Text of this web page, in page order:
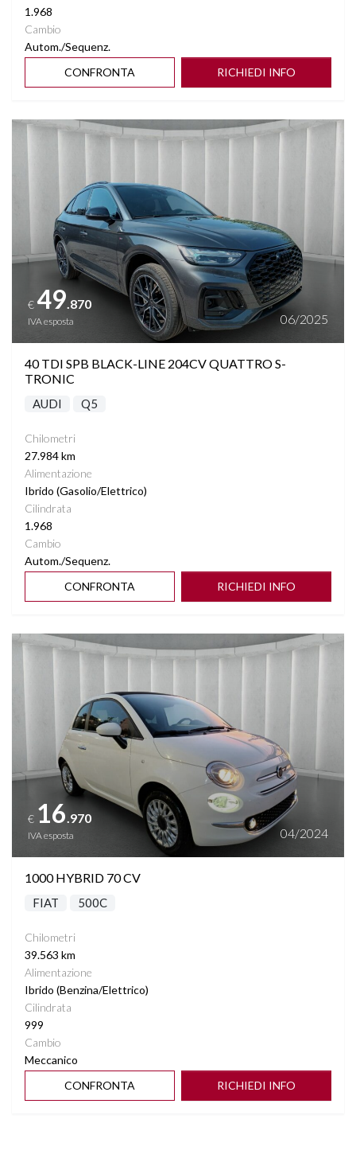
1.968
Cambio
Autom./Sequenz.
CONFRONTA
RICHIEDI INFO
Vedi dettagli
€49.870
IVA esposta 06/2025
40 TDI SPB BLACK-LINE 204CV QUATTRO S-
TRONIC
AUDI Q5
Chilometri
27.984 km
Alimentazione
Ibrido (Gasolio/Elettrico)
Cilindrata
1.968
Cambio
Autom./Sequenz.
CONFRONTA
RICHIEDI INFO
Vedi dettagli
€ 16.970
IVA esposta 04/2024
1000 HYBRID 70 CV
FIAT 500C
Chilometri
39.563 km
Alimentazione
Ibrido (Benzina/Elettrico)
Cilindrata
999
Cambio
Meccanico
CONFRONTA
RICHIEDI INFO